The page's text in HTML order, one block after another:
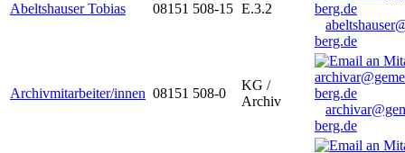
Abeltshauser Tobias 08151 508-15 E.3.2
berg.de
Archivmitarbeiter/innen 08151 508-0
KG /
Archiv
berg.de